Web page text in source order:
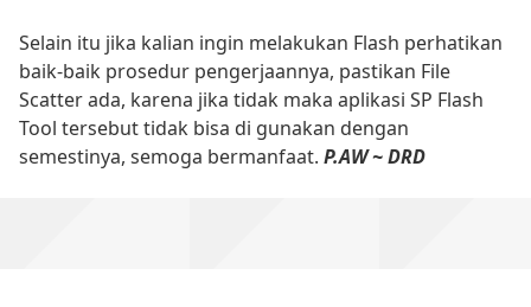
Selain itu jika kalian ingin melakukan Flash perhatikan
baik-baik prosedur pengerjaannya, pastikan File
Scatter ada, karena jika tidak maka aplikasi SP Flash
Tool tersebut tidak bisa di gunakan dengan
semestinya, semoga bermanfaat. P.AW ~ DRD